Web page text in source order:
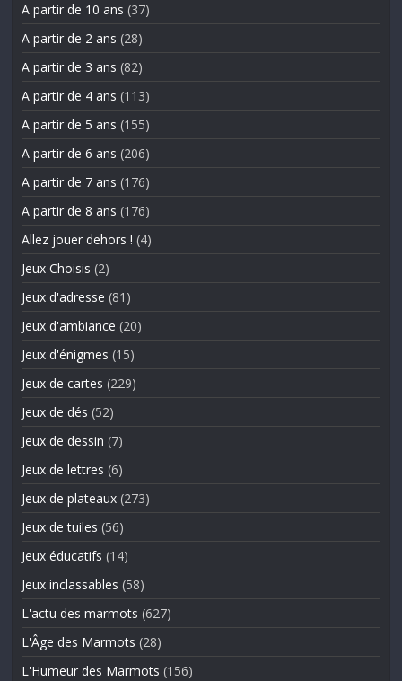
A partir de 10 ans (37)
A partir de 2 ans (28)
A partir de 3 ans (82)
A partir de 4 ans (113)
A partir de 5 ans (155)
A partir de 6 ans (206)
A partir de 7 ans (176)
A partir de 8 ans (176)
Allez jouer dehors ! (4)
Jeux Choisis (2)
Jeux d'adresse (81)
Jeux d'ambiance (20)
Jeux d'énigmes (15)
Jeux de cartes (229)
Jeux de dés (52)
Jeux de dessin (7)
Jeux de lettres (6)
Jeux de plateaux (273)
Jeux de tuiles (56)
Jeux éducatifs (14)
Jeux inclassables (58)
L'actu des marmots (627)
L'Âge des Marmots (28)
L'Humeur des Marmots (156)